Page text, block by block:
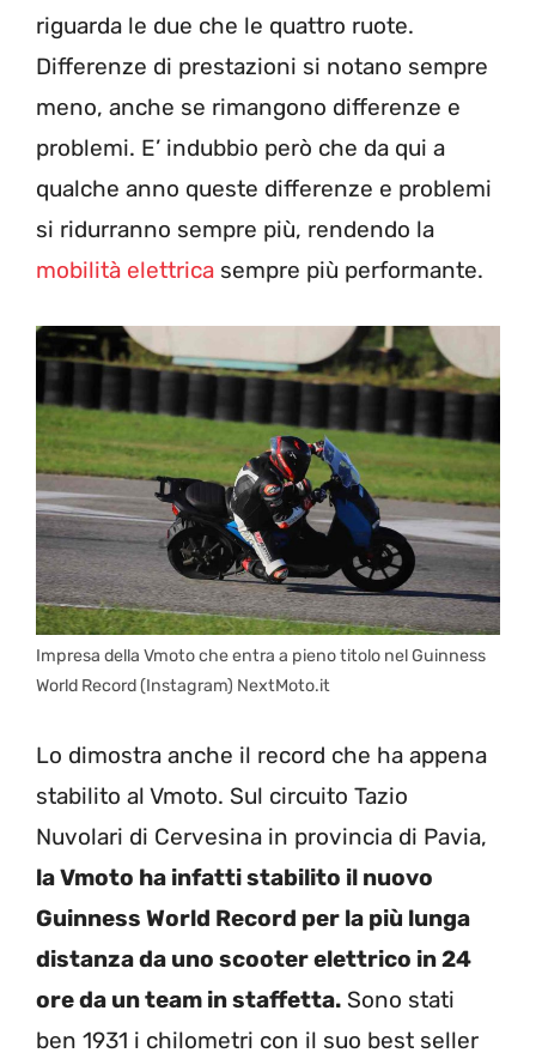
riguarda le due che le quattro ruote.
Differenze di prestazioni si notano sempre
meno, anche se rimangono differenze e
problemi. E’ indubbio però che da qui a
qualche anno queste differenze e problemi
si ridurranno sempre più, rendendo la
mobilità elettrica sempre più performante.
Impresa della Vmoto che entra a pieno titolo nel Guinness
World Record (Instagram) NextMoto.it
Lo dimostra anche il record che ha appena
stabilito al Vmoto. Sul circuito Tazio
Nuvolari di Cervesina in provincia di Pavia,
la Vmoto ha infatti stabilito il nuovo
Guinness World Record per la più lunga
distanza da uno scooter elettrico in 24
ore da un team in staffetta. Sono stati
ben 1931 i chilometri con il suo best seller